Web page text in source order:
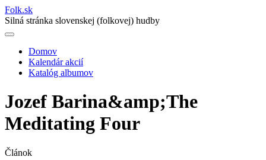
Folk.sk
Silná stránka slovenskej (folkovej) hudby
Main
navigation
Domov
Kalendár akcií
Katalóg albumov
Jozef Barina&amp;The
Meditating Four
Článok